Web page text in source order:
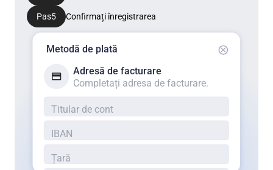
Pas5 Confirmați înregistrarea
Metodă de plată
Adresă de facturare
Completați adresa de facturare.
Titular de cont
IBAN
Țară